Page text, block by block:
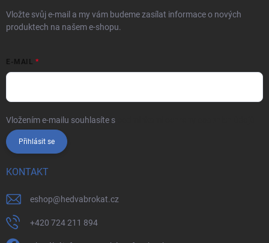
Vložte svůj e-mail a my vám budeme zasílat informace o nových
produktech na našem e-shopu.
E-MAIL
Vložením e-mailu souhlasíte s
Přihlásit se
KONTAKT
eshop@hedvabrokat.cz
+420 724 211 894